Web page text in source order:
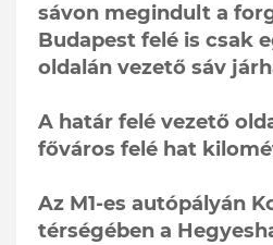
sávon megindult a
Budapest felé is csak
oldalán vezető sáv
A határ felé vezető
főváros felé hat
Az M1-es autópályán
térségében a